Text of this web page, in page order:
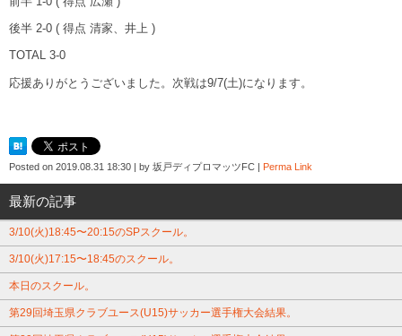
後半 2-0 ( 得点 清家、井上 )
TOTAL 3-0
応援ありがとうございました。次戦は9/7(土)になります。
Posted on 2019.08.31 18:30 | by 坂戸ディプロマッツFC | Perma Link
最新の記事
3/10(火)18:45〜20:15のSPスクール。
3/10(火)17:15〜18:45のスクール。
本日のスクール。
第29回埼玉県クラブユース(U15)サッカー選手権大会結果。